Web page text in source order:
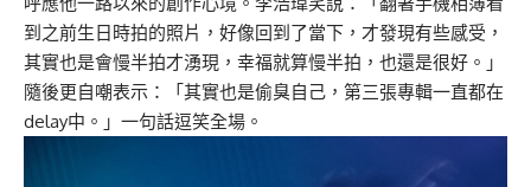
到之前生日時拍的照片，好像回到了當下，才發現有些感受，
其實也是會慢半拍才湧現，幸福就算慢半拍，也還是很好。」
隨後更自嘲表示：「其實也是偷臭自己，第三張專輯一直都在
delay中。」一句話逗笑全場。